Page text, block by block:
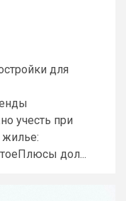
для
учесть при
жилье:
дол...